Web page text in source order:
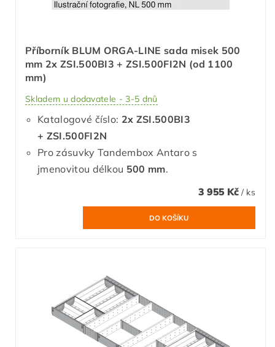
Příborník BLUM ORGA-LINE sada misek 500
mm 2x ZSI.500BI3 + ZSI.500FI2N (od 1100
mm)
Skladem u dodavatele - 3-5 dnů
Katalogové číslo: 2x ZSI.500BI3
+ ZSI.500FI2N
Pro zásuvky Tandembox Antaro s
jmenovitou délkou 500 mm.
3 955 Kč / ks